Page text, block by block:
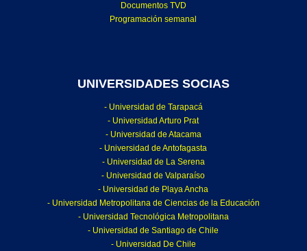
Documentos TVD
Programación semanal
UNIVERSIDADES SOCIAS
- Universidad de Tarapacá
- Universidad Arturo Prat
- Universidad de Atacama
- Universidad de Antofagasta
- Universidad de La Serena
- Universidad de Valparaíso
- Universidad de Playa Ancha
- Universidad Metropolitana de Ciencias de la Educación
- Universidad Tecnológica Metropolitana
- Universidad de Santiago de Chile
- Universidad De Chile